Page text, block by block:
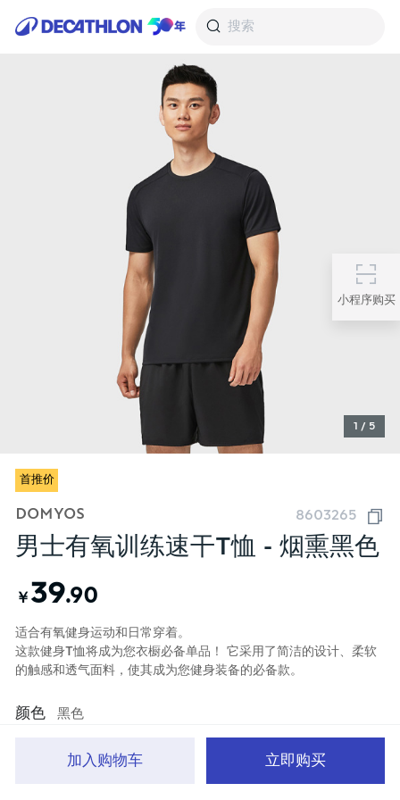
搜索
小程序购买
1 / 5
首推价
DOMYOS 8603265
男士有氧训练速干T恤 - 烟熏黑色
￥ 39.90
适合有氧健身运动和日常穿着。
这款健身T恤将成为您衣橱必备单品！ 它采用了简洁的设计、柔软
的触感和透气面料，使其成为您健身装备的必备款。
颜色 黑色
加入购物车 立即购买